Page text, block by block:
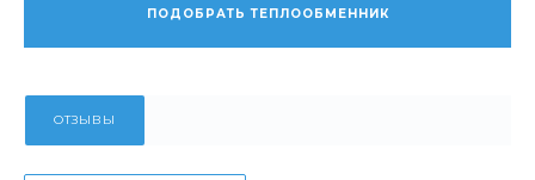
ПОДОБРАТЬ ТЕПЛООБМЕННИК
ОТЗЫВЫ